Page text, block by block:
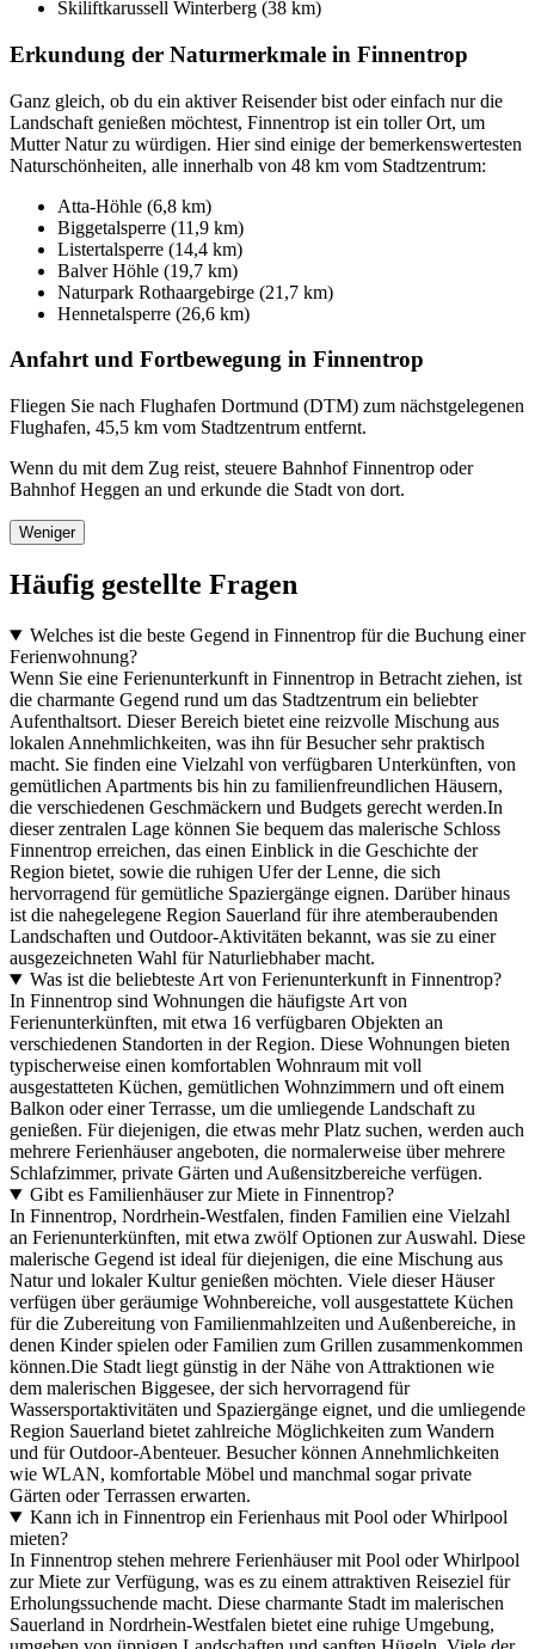
Skiliftkarussell Winterberg (38 km)
Erkundung der Naturmerkmale in Finnentrop
Ganz gleich, ob du ein aktiver Reisender bist oder einfach nur die
Landschaft genießen möchtest, Finnentrop ist ein toller Ort, um
Mutter Natur zu würdigen. Hier sind einige der bemerkenswertesten
Naturschönheiten, alle innerhalb von 48 km vom Stadtzentrum:
Atta-Höhle (6,8 km)
Biggetalsperre (11,9 km)
Listertalsperre (14,4 km)
Balver Höhle (19,7 km)
Naturpark Rothaargebirge (21,7 km)
Hennetalsperre (26,6 km)
Anfahrt und Fortbewegung in Finnentrop
Fliegen Sie nach Flughafen Dortmund (DTM) zum nächstgelegenen
Flughafen, 45,5 km vom Stadtzentrum entfernt.
Wenn du mit dem Zug reist, steuere Bahnhof Finnentrop oder
Bahnhof Heggen an und erkunde die Stadt von dort.
Weniger
Häufig gestellte Fragen
Welches ist die beste Gegend in Finnentrop für die Buchung einer
Ferienwohnung?
Wenn Sie eine Ferienunterkunft in Finnentrop in Betracht ziehen, ist
die charmante Gegend rund um das Stadtzentrum ein beliebter
Aufenthaltsort. Dieser Bereich bietet eine reizvolle Mischung aus
lokalen Annehmlichkeiten, was ihn für Besucher sehr praktisch
macht. Sie finden eine Vielzahl von verfügbaren Unterkünften, von
gemütlichen Apartments bis hin zu familienfreundlichen Häusern,
die verschiedenen Geschmäckern und Budgets gerecht werden.In
dieser zentralen Lage können Sie bequem das malerische Schloss
Finnentrop erreichen, das einen Einblick in die Geschichte der
Region bietet, sowie die ruhigen Ufer der Lenne, die sich
hervorragend für gemütliche Spaziergänge eignen. Darüber hinaus
ist die nahegelegene Region Sauerland für ihre atemberaubenden
Landschaften und Outdoor-Aktivitäten bekannt, was sie zu einer
ausgezeichneten Wahl für Naturliebhaber macht.
Was ist die beliebteste Art von Ferienunterkunft in Finnentrop?
In Finnentrop sind Wohnungen die häufigste Art von
Ferienunterkünften, mit etwa 16 verfügbaren Objekten an
verschiedenen Standorten in der Region. Diese Wohnungen bieten
typischerweise einen komfortablen Wohnraum mit voll
ausgestatteten Küchen, gemütlichen Wohnzimmern und oft einem
Balkon oder einer Terrasse, um die umliegende Landschaft zu
genießen. Für diejenigen, die etwas mehr Platz suchen, werden auch
mehrere Ferienhäuser angeboten, die normalerweise über mehrere
Schlafzimmer, private Gärten und Außensitzbereiche verfügen.
Gibt es Familienhäuser zur Miete in Finnentrop?
In Finnentrop, Nordrhein-Westfalen, finden Familien eine Vielzahl
an Ferienunterkünften, mit etwa zwölf Optionen zur Auswahl. Diese
malerische Gegend ist ideal für diejenigen, die eine Mischung aus
Natur und lokaler Kultur genießen möchten. Viele dieser Häuser
verfügen über geräumige Wohnbereiche, voll ausgestattete Küchen
für die Zubereitung von Familienmahlzeiten und Außenbereiche, in
denen Kinder spielen oder Familien zum Grillen zusammenkommen
können.Die Stadt liegt günstig in der Nähe von Attraktionen wie
dem malerischen Biggesee, der sich hervorragend für
Wassersportaktivitäten und Spaziergänge eignet, und die umliegende
Region Sauerland bietet zahlreiche Möglichkeiten zum Wandern
und für Outdoor-Abenteuer. Besucher können Annehmlichkeiten
wie WLAN, komfortable Möbel und manchmal sogar private
Gärten oder Terrassen erwarten.
Kann ich in Finnentrop ein Ferienhaus mit Pool oder Whirlpool
mieten?
In Finnentrop stehen mehrere Ferienhäuser mit Pool oder Whirlpool
zur Miete zur Verfügung, was es zu einem attraktiven Reiseziel für
Erholungssuchende macht. Diese charmante Stadt im malerischen
Sauerland in Nordrhein-Westfalen bietet eine ruhige Umgebung,